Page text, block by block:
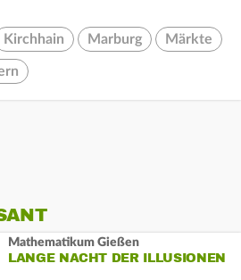
Kirchhain Marburg Märkte
Mathematikum Gießen
LANGE NACHT DER ILLUSIONEN